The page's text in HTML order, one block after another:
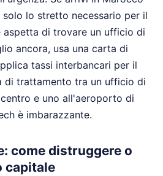
solo lo stretto necessario per il
aspetta di trovare un ufficio di
ancora, usa una carta di
tassi interbancari per il
di trattamento tra un ufficio di
e uno all'aeroporto di
è imbarazzante.
come distruggere o
capitale